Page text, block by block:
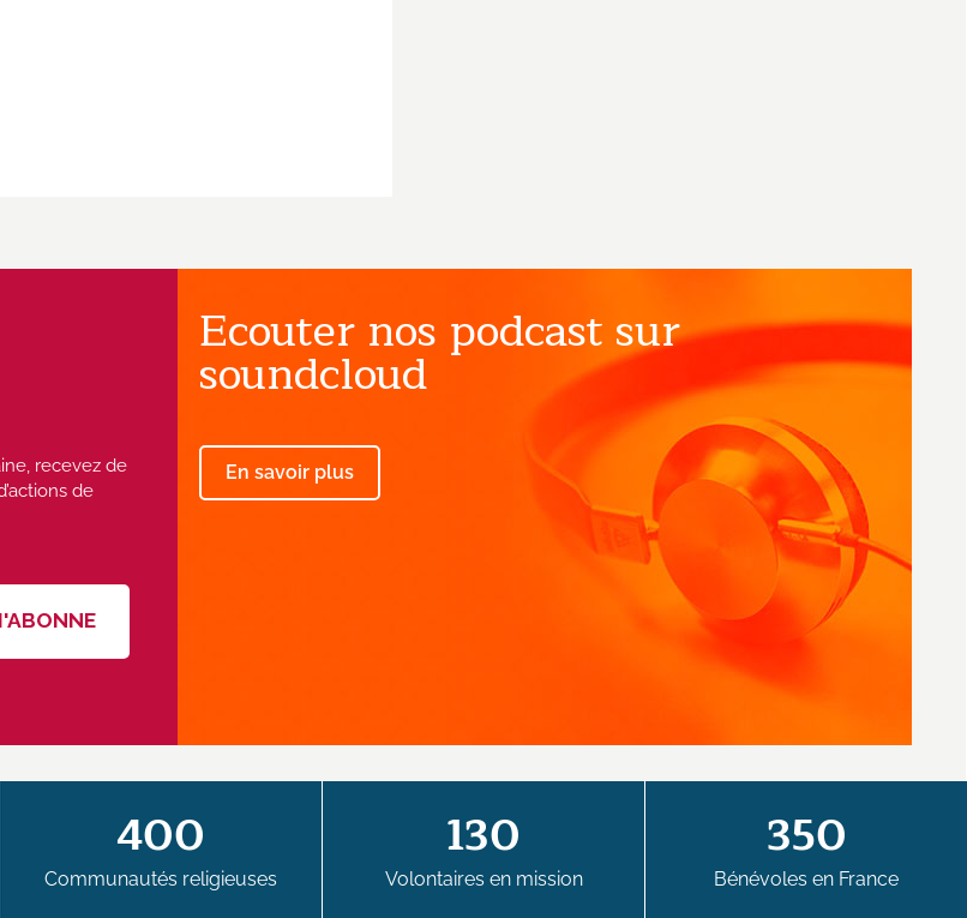
recevez de
de
Ecouter nos podcast sur
soundcloud
En savoir plus
400
Communautés religieuses
130
Volontaires en mission
350
Bénévoles en France